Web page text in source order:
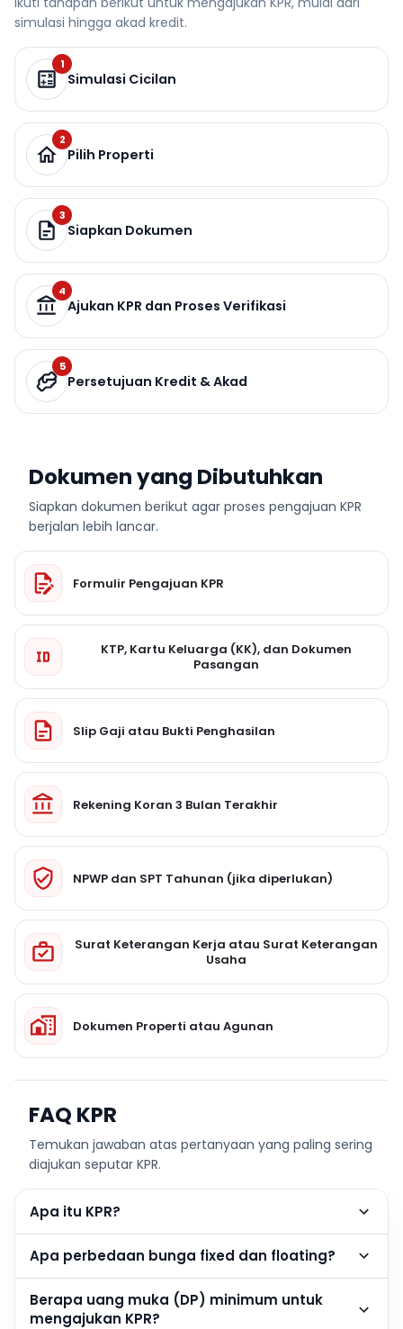
simulasi hingga akad kredit.
1
Simulasi Cicilan
2
Pilih Properti
3
Siapkan Dokumen
4
Ajukan KPR dan Proses Verifikasi
5
Persetujuan Kredit & Akad
Dokumen yang Dibutuhkan
Siapkan dokumen berikut agar proses pengajuan KPR
berjalan lebih lancar.
Formulir Pengajuan KPR
KTP, Kartu Keluarga (KK), dan Dokumen
Pasangan
Slip Gaji atau Bukti Penghasilan
Rekening Koran 3 Bulan Terakhir
NPWP dan SPT Tahunan (jika diperlukan)
Surat Keterangan Kerja atau Surat Keterangan
Usaha
Dokumen Properti atau Agunan
FAQ KPR
Temukan jawaban atas pertanyaan yang paling sering
diajukan seputar KPR.
Apa itu KPR?
Apa perbedaan bunga fixed dan floating?
Berapa uang muka (DP) minimum untuk
mengajukan KPR?